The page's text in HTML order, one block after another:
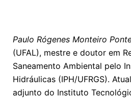
Paulo Rógenes Monteiro
(UFAL), mestre e doutor em
Saneamento Ambiental pelo
Hidráulicas (IPH/UFRGS).
adjunto do Instituto